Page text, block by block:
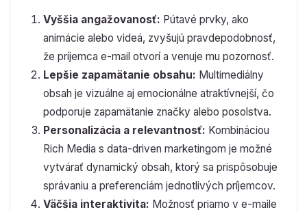
Vyššia angažovanosť: Pútavé prvky, ako
animácie alebo videá, zvyšujú pravdepodobnosť,
že príjemca e-mail otvorí a venuje mu pozornosť.
Lepšie zapamätanie obsahu: Multimediálny
obsah je vizuálne aj emocionálne atraktívnejší, čo
podporuje zapamätanie značky alebo posolstva.
Personalizácia a relevantnosť: Kombináciou
Rich Media s data-driven marketingom je možné
vytvárať dynamický obsah, ktorý sa prispôsobuje
správaniu a preferenciám jednotlivých príjemcov.
Väčšia interaktivita: Možnosť priamo v e-maile